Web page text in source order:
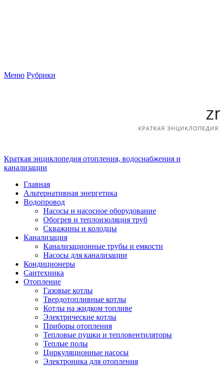
Меню Рубрики
Краткая энциклопедия отопления, водоснабжения и
канализации
Главная
Альтернативная энергетика
Водопровод
Насосы и насосное оборудование
Обогрев и теплоизоляция труб
Скважины и колодцы
Канализация
Канализационные трубы и емкости
Насосы для канализации
Кондиционеры
Сантехника
Отопление
Газовые котлы
Твердотопливные котлы
Котлы на жидком топливе
Электрические котлы
Приборы отопления
Тепловые пушки и тепловентиляторы
Теплые полы
Циркуляционные насосы
Электроника для отопления